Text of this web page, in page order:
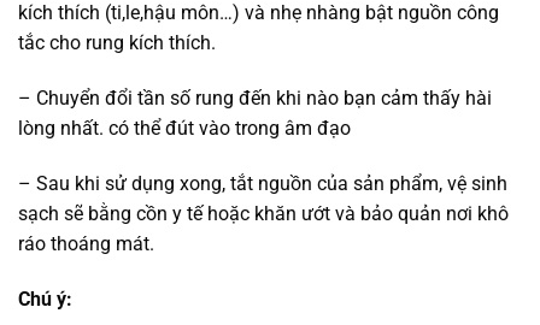
kích thích (ti,le,hậu môn…) và nhẹ nhàng bật nguồn công
tắc cho rung kích thích.
– Chuyển đổi tần số rung đến khi nào bạn cảm thấy hài
lòng nhất. có thể đút vào trong âm đạo
– Sau khi sử dụng xong, tắt nguồn của sản phẩm, vệ sinh
sạch sẽ bằng cồn y tế hoặc khăn ướt và bảo quản nơi khô
ráo thoáng mát.
Chú ý: